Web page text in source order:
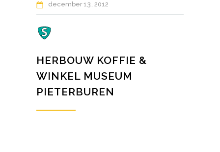
december13 2012
HERBOUW KOFFIE &
WINKEL MUSEUM
PIETERBUREN